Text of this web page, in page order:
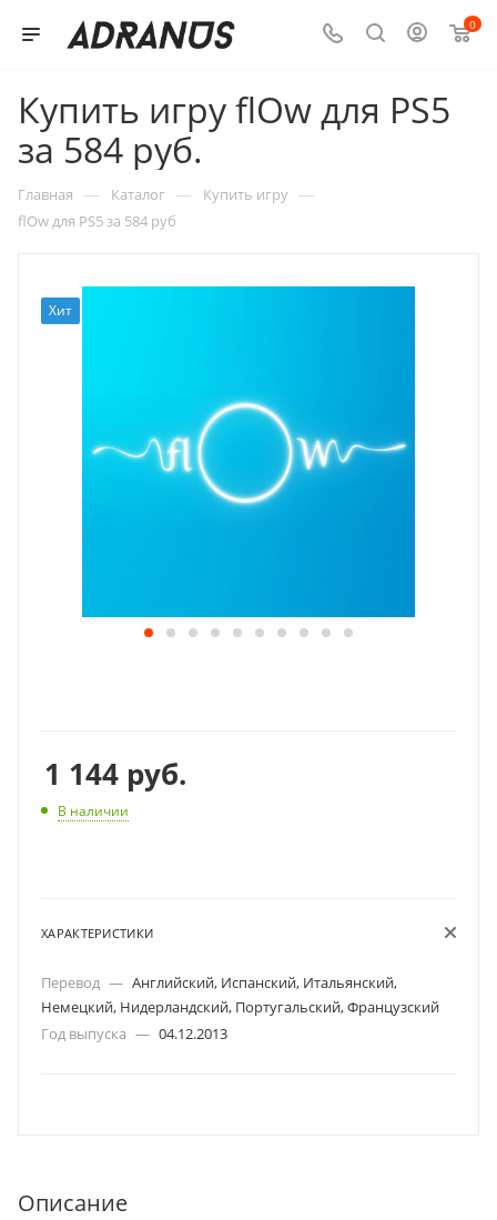
0
Купить игру flOw для PS5
за 584 руб.
Главная — Каталог — Купить игру —
flOw для PS5 за 584 руб
Хит
1 144 руб.
В наличии
ХАРАКТЕРИСТИКИ
Перевод — Английский, Испанский, Итальянский,
Немецкий, Нидерландский, Португальский, Французский
Год выпуска — 04.12.2013
Описание